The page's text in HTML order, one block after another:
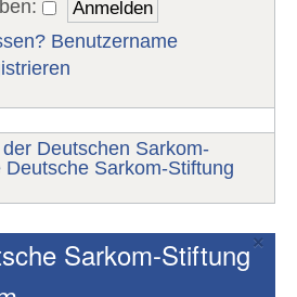
Benutzername
Deutschen Sarkom-
Deutsche Sarkom-Stiftung
×
Sarkom-Stiftung